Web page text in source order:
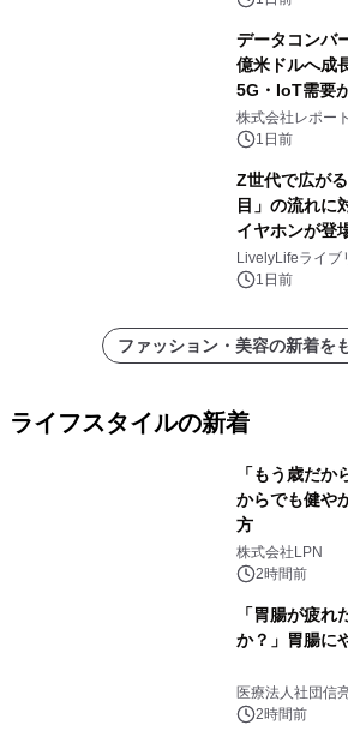
データコンバ
億米ドルへ成
5G・IoT需要
株式会社レポー
1日前
Z世代で広が
目」の流れに
イヤホンが登
ー付きでスマ
く活用可能
LivelyLifeライブ
1日前
ファッション・美容の新着を
ライフスタイルの新着
「もう歳だ
からでも健や
方
株式会社LPN
2時間前
「胃腸が疲
か？」胃腸に
医療法人社団信
2時間前